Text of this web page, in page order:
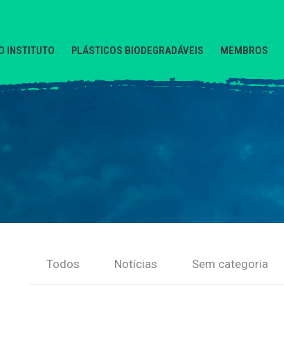
INSTITUTO PLÁSTICOS BIODEGRADÁVEIS MEMBROS
Todos Notícias Sem categoria